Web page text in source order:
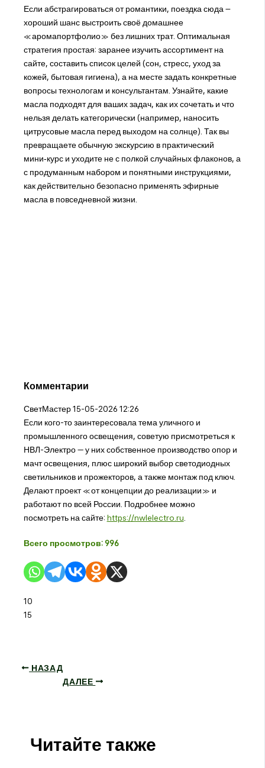
Если абстрагироваться от романтики, поездка сюда –
хороший шанс выстроить своё домашнее
«аромапортфолио» без лишних трат. Оптимальная
стратегия простая: заранее изучить ассортимент на
сайте, составить список целей (сон, стресс, уход за
кожей, бытовая гигиена), а на месте задать конкретные
вопросы технологам и консультантам. Узнайте, какие
масла подходят для ваших задач, как их сочетать и что
нельзя делать категорически (например, наносить
цитрусовые масла перед выходом на солнце). Так вы
превращаете обычную экскурсию в практический
мини‑курс и уходите не с полкой случайных флаконов, а
с продуманным набором и понятными инструкциями,
как действительно безопасно применять эфирные
масла в повседневной жизни.
Комментарии
СветМастер 15-05-2026 12:26
Если кого-то заинтересовала тема уличного и
промышленного освещения, советую присмотреться к
НВЛ-Электро — у них собственное производство опор и
мачт освещения, плюс широкий выбор светодиодных
светильников и прожекторов, а также монтаж под ключ.
Делают проект «от концепции до реализации» и
работают по всей России. Подробнее можно
посмотреть на сайте: https://nwlelectro.ru.
Всего просмотров: 996
10
15
НАЗАД
ДАЛЕЕ
Читайте также